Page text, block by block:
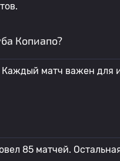
Копиапо?
матч важен для
85 матчей.